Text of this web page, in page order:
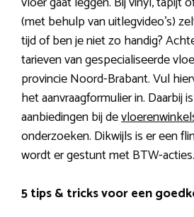
(met behulp van uitlegvideo’s)
tijd of ben je niet zo handig?
tarieven van gespecialiseerde
provincie Noord-Brabant. Vul
het aanvraagformulier in. Daarbij
aanbiedingen bij de
onderzoeken. Dikwijls is er een
wordt er gestunt met BTW-acties.
5 tips & tricks voor een